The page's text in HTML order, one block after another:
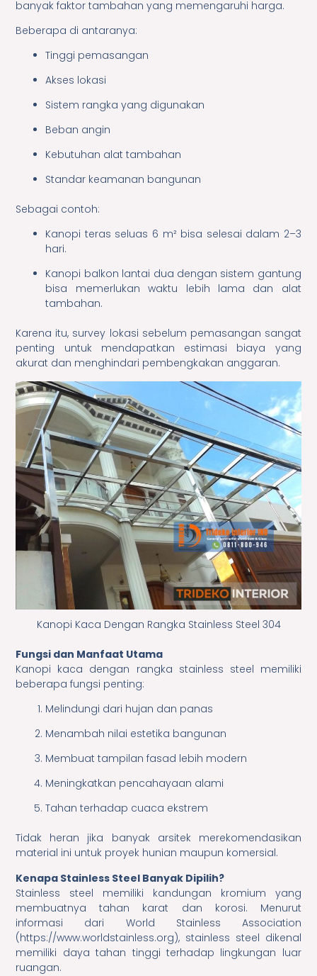
banyak faktor tambahan yang memengaruhi harga.
Beberapa di antaranya:
Tinggi pemasangan
Akses lokasi
Sistem rangka yang digunakan
Beban angin
Kebutuhan alat tambahan
Standar keamanan bangunan
Sebagai contoh:
Kanopi teras seluas 6 m² bisa selesai dalam 2–3
hari.
Kanopi balkon lantai dua dengan sistem gantung
bisa memerlukan waktu lebih lama dan alat
tambahan.
Karena itu, survey lokasi sebelum pemasangan sangat
penting untuk mendapatkan estimasi biaya yang
akurat dan menghindari pembengkakan anggaran.
Kanopi Kaca Dengan Rangka Stainless Steel 304
Fungsi dan Manfaat Utama
Kanopi kaca dengan rangka stainless steel memiliki
beberapa fungsi penting:
Melindungi dari hujan dan panas
Menambah nilai estetika bangunan
Membuat tampilan fasad lebih modern
Meningkatkan pencahayaan alami
Tahan terhadap cuaca ekstrem
Tidak heran jika banyak arsitek merekomendasikan
material ini untuk proyek hunian maupun komersial.
Kenapa Stainless Steel Banyak Dipilih?
Stainless steel memiliki kandungan kromium yang
membuatnya tahan karat dan korosi. Menurut
informasi dari World Stainless Association
(https://www.worldstainless.org), stainless steel dikenal
memiliki daya tahan tinggi terhadap lingkungan luar
ruangan.